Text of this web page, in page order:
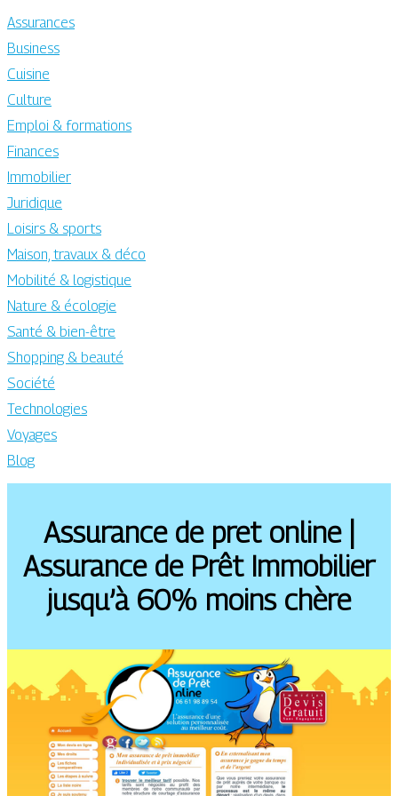
Assurances
Business
Cuisine
Culture
Emploi & formations
Finances
Immobilier
Juridique
Loisirs & sports
Maison, travaux & déco
Mobilité & logistique
Nature & écologie
Santé & bien-être
Shopping & beauté
Société
Technologies
Voyages
Blog
Assurance de pret online |
Assurance de Prêt Immobilier
jusqu’à 60% moins chère